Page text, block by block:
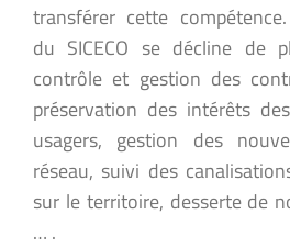
transférer cette compétence.
du SICECO se décline de
contrôle et gestion des
préservation des intérêts
usagers, gestion des
réseau, suivi des
sur le territoire, desserte de
… .